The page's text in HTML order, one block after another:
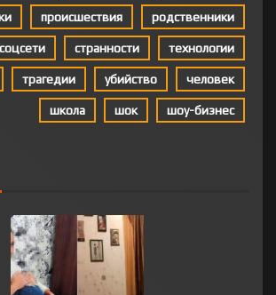
происшествия родственники
соцсети странности технологии
трагедии убийство человек
школа шок шоу-бизнес